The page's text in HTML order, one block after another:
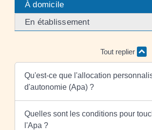
À domicile
En établissement
Tout replier
Qu'est-ce que l'allocation
d'autonomie (Apa) ?
Quelles sont les conditions pour
l'Apa ?